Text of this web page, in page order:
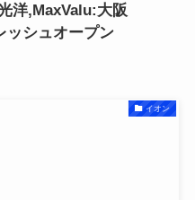
洋,MaxValu:大阪
ッシュオープン
イオン